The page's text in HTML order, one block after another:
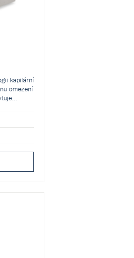
kapilární
omezení